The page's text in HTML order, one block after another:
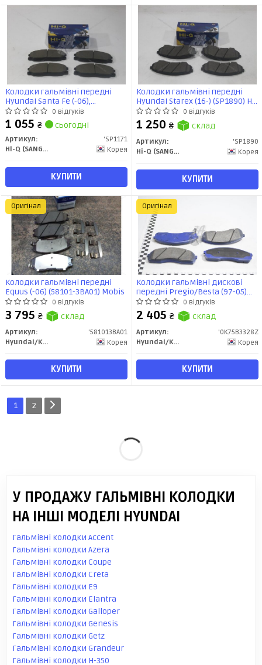
Колодки гальмівні передні
Hyundai Santa Fe (-06),
SsangYong Actyon, Kyron,
Rexton (05-) (SP1171) HI-Q
0 відгуків
1 055 ₴ сьогодні
Артикул:
'SP1171
Hi-Q (SANGSIN)
Корея
КУПИТИ
Колодки гальмівні передні
Hyundai Starex (16-) (SP1890) HI-
Q
0 відгуків
1 250 ₴ склад
Артикул:
'SP1890
Hi-Q (SANGSIN)
Корея
КУПИТИ
Колодки гальмівні передні
Equus (-06) (58101-3BA01) Mobis
0 відгуків
3 795 ₴ склад
Артикул:
'581013BA01
Hyundai/Kia/Mobis
Корея
КУПИТИ
Оригінал
Колодки гальмівні дискові
передні Pregio/Besta (97-05)
(0K75B-33-28Z) Mobis
0 відгуків
2 405 ₴ склад
Артикул:
'0K75B3328Z
Hyundai/Kia/Mobis
Корея
КУПИТИ
Оригінал
1 2
У ПРОДАЖУ ГАЛЬМІВНІ КОЛОДКИ
НА ІНШІ МОДЕЛІ HYUNDAI
Гальмівні колодки Accent
Гальмівні колодки Azera
Гальмівні колодки Coupe
Гальмівні колодки Creta
Гальмівні колодки E9
Гальмівні колодки Elantra
Гальмівні колодки Galloper
Гальмівні колодки Genesis
Гальмівні колодки Getz
Гальмівні колодки Grandeur
Гальмівні колодки H-350